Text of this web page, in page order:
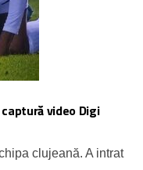
video Digi
clujeană. A intrat